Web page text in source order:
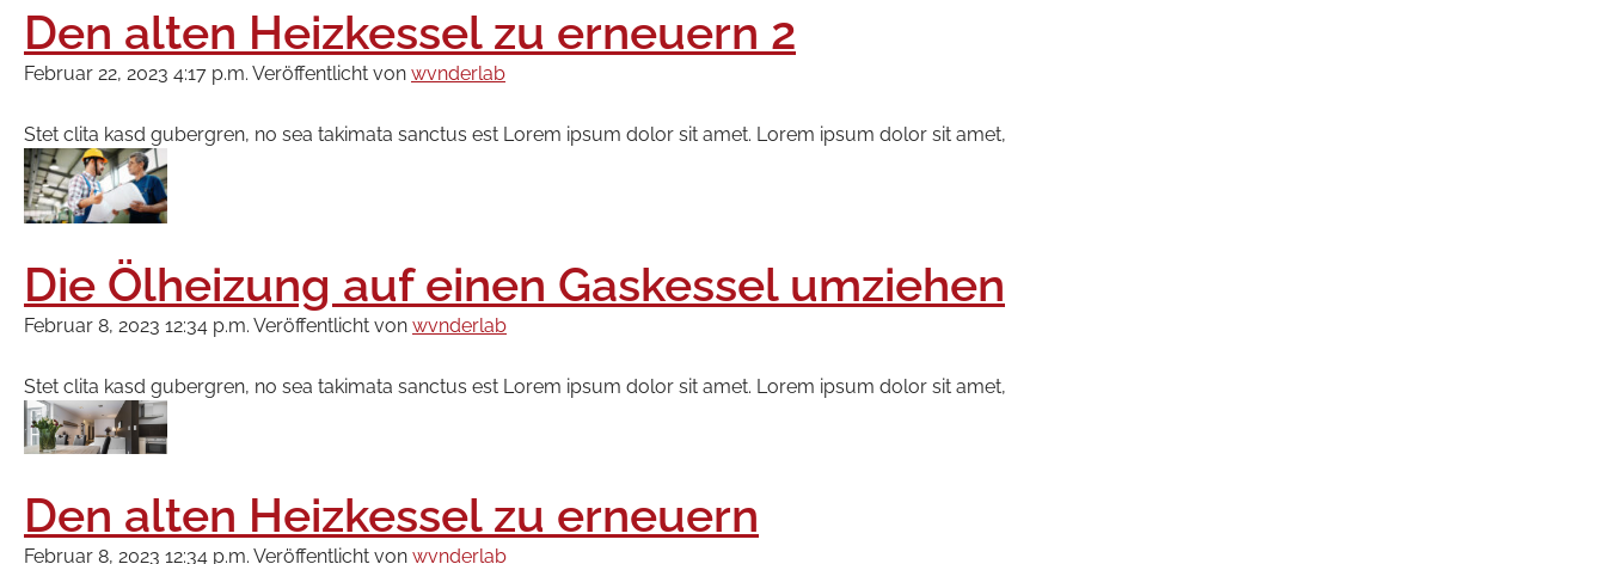
Den alten Heizkessel zu erneuern 2
Februar 22, 2023 4:17 p.m. Veröffentlicht von wvnderlab
Stet clita kasd gubergren, no sea takimata sanctus est Lorem ipsum dolor sit amet. Lorem ipsum dolor sit amet,
Die Ölheizung auf einen Gaskessel umziehen
Februar 8, 2023 12:34 p.m. Veröffentlicht von wvnderlab
Stet clita kasd gubergren, no sea takimata sanctus est Lorem ipsum dolor sit amet. Lorem ipsum dolor sit amet,
Den alten Heizkessel zu erneuern
Februar 8, 2023 12:34 p.m. Veröffentlicht von wvnderlab